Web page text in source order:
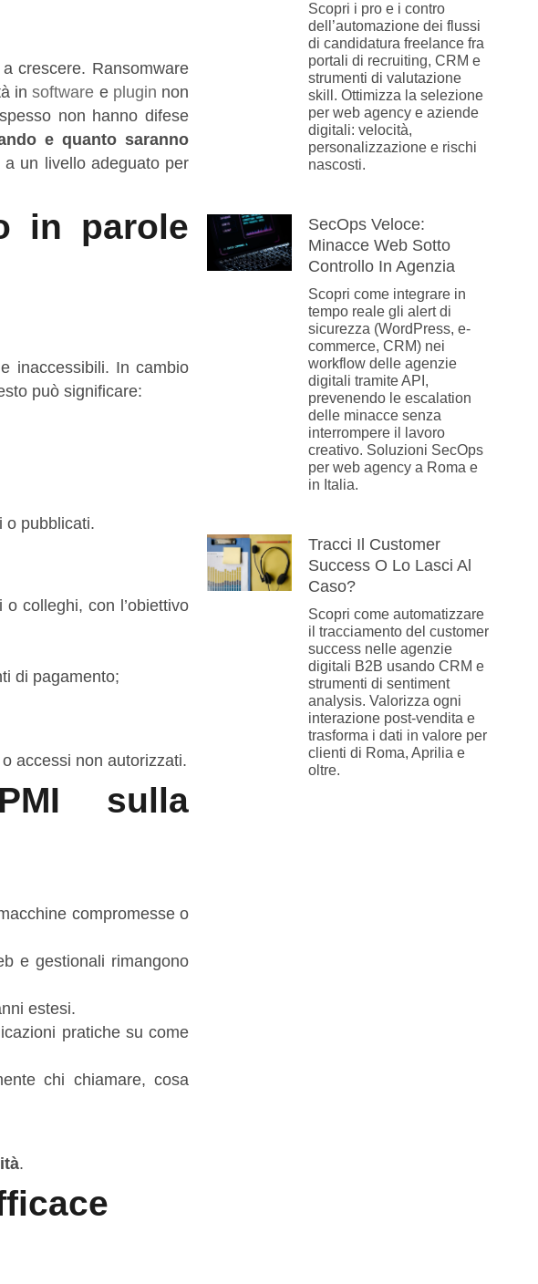
crescere. Ransomware
insoftware e plugin non
spesso non hanno difese
e quanto saranno
a un livello adeguato per
in parole
inaccessibili. In cambio
può significare:
o pubblicati.
colleghi, con l’obiettivo
di pagamento;
accessi non autorizzati.
sulla
compromesse o
e gestionali rimangono
estesi.
pratiche su come
chi chiamare, cosa
.
Scopri i pro e i contro
dell’automazione dei flussi
di candidatura freelance fra
portali di recruiting, CRM e
strumenti di valutazione
skill. Ottimizza la selezione
per web agency e aziende
digitali: velocità,
personalizzazione e rischi
nascosti.
SecOps Veloce:
Minacce Web Sotto
Controllo In Agenzia
Scopri come integrare in
tempo reale gli alert di
sicurezza (WordPress, e-
commerce, CRM) nei
workflow delle agenzie
digitali tramite API,
prevenendo le escalation
delle minacce senza
interrompere il lavoro
creativo. Soluzioni SecOps
per web agency a Roma e
in Italia.
Tracci Il Customer
Success O Lo Lasci Al
Caso?
Scopri come automatizzare
il tracciamento del customer
success nelle agenzie
digitali B2B usando CRM e
strumenti di sentiment
analysis. Valorizza ogni
interazione post-vendita e
trasforma i dati in valore per
clienti di Roma, Aprilia e
oltre.